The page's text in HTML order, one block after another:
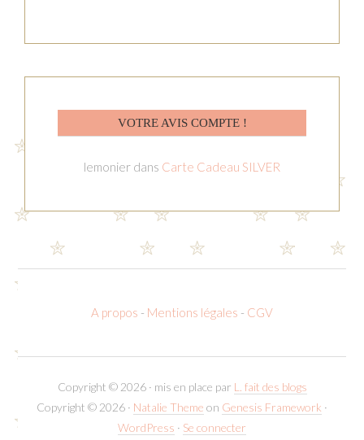
VOTRE AVIS COMPTE !
lemonier dans Carte Cadeau SILVER
A propos - Mentions légales - CGV
Copyright © 2026 · mis en place par L. fait des blogs
Copyright © 2026 · Natalie Theme on Genesis Framework ·
WordPress · Se connecter